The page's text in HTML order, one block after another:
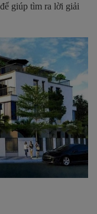
giúp tìm ra lời giải